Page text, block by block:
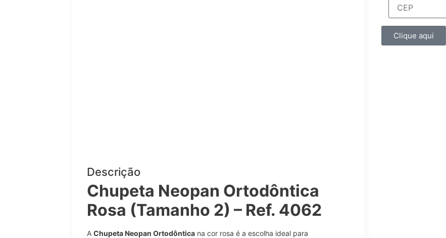
Descrição
Chupeta Neopan Ortodôntica
Rosa (Tamanho 2) – Ref. 4062
A Chupeta Neopan Ortodôntica na cor rosa é a escolha ideal para
Clique aqui